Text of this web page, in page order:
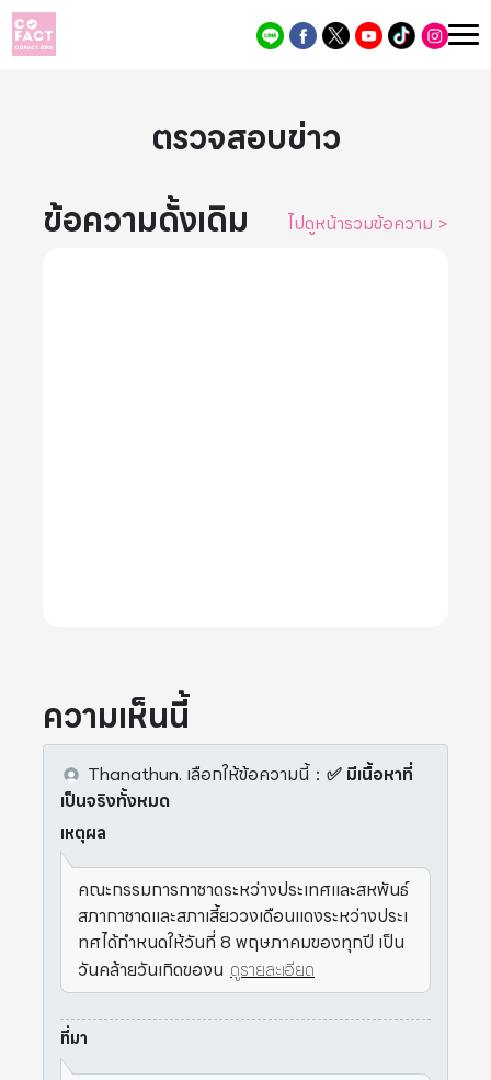
ตรวจสอบข่าว
ข้อความดั้งเดิม
ไปดูหน้ารวมข้อความ >
ความเห็นนี้
Thanathun. เลือกให้ข้อความนี้： ✅ มีเนื้อหาที่
เป็นจริงทั้งหมด
เหตุผล
คณะกรรมการกาชาดระหว่างประเทศและสหพันธ์
สภากาชาดและสภาเสี้ยววงเดือนแดงระหว่างประเ
ทศได้กำหนดให้วันที่ 8 พฤษภาคมของทุกปี เป็น
วันคล้ายวันเกิดของน ดูรายละเอียด
ที่มา